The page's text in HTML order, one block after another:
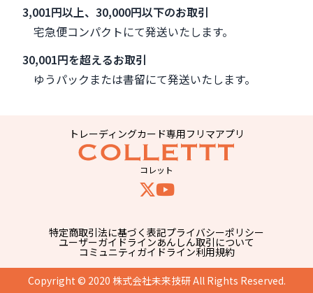
3,001円以上、30,000円以下のお取引
宅急便コンパクトにて発送いたします。
30,001円を超えるお取引
ゆうパックまたは書留にて発送いたします。
トレーディングカード専用フリマアプリ
コレット
特定商取引法に基づく表記プライバシーポリシー
ユーザーガイドラインあんしん取引について
コミュニティガイドライン利用規約
Copyright © 2020 株式会社未来技研 All Rights Reserved.